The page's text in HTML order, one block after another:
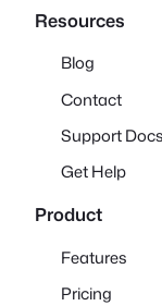
Resources
Blog
Contact
Support Docs
Get Help
Product
Features
Pricing